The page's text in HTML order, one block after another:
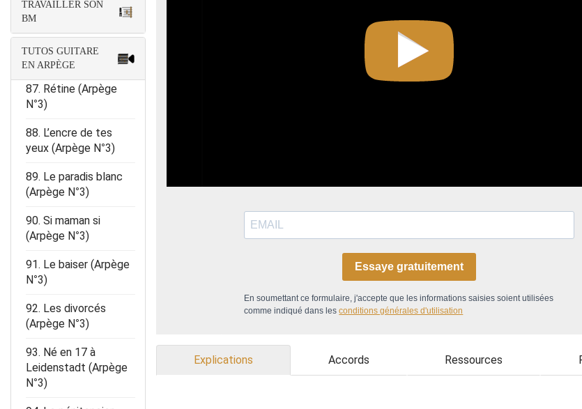
Essaye gratuitement
En soumettant ce formulaire, j'accepte que les informations saisies soient utilisées
comme indiqué dans lesconditions générales d'utilisation
Explications Accords Ressources
TRAVAILLER SON
BM
TUTOS GUITARE
EN ARPÈGE
(Arpège N°3)
86. La chanson de
Prévert (Arpège N°3)
87. Rétine (Arpège
N°3)
88. L’encre de tes
yeux (Arpège N°3)
89. Le paradis blanc
(Arpège N°3)
90. Si maman si
(Arpège N°3)
91. Le baiser (Arpège
N°3)
92. Les divorcés
(Arpège N°3)
93. Né en 17 à
Leidenstadt (Arpège
N°3)